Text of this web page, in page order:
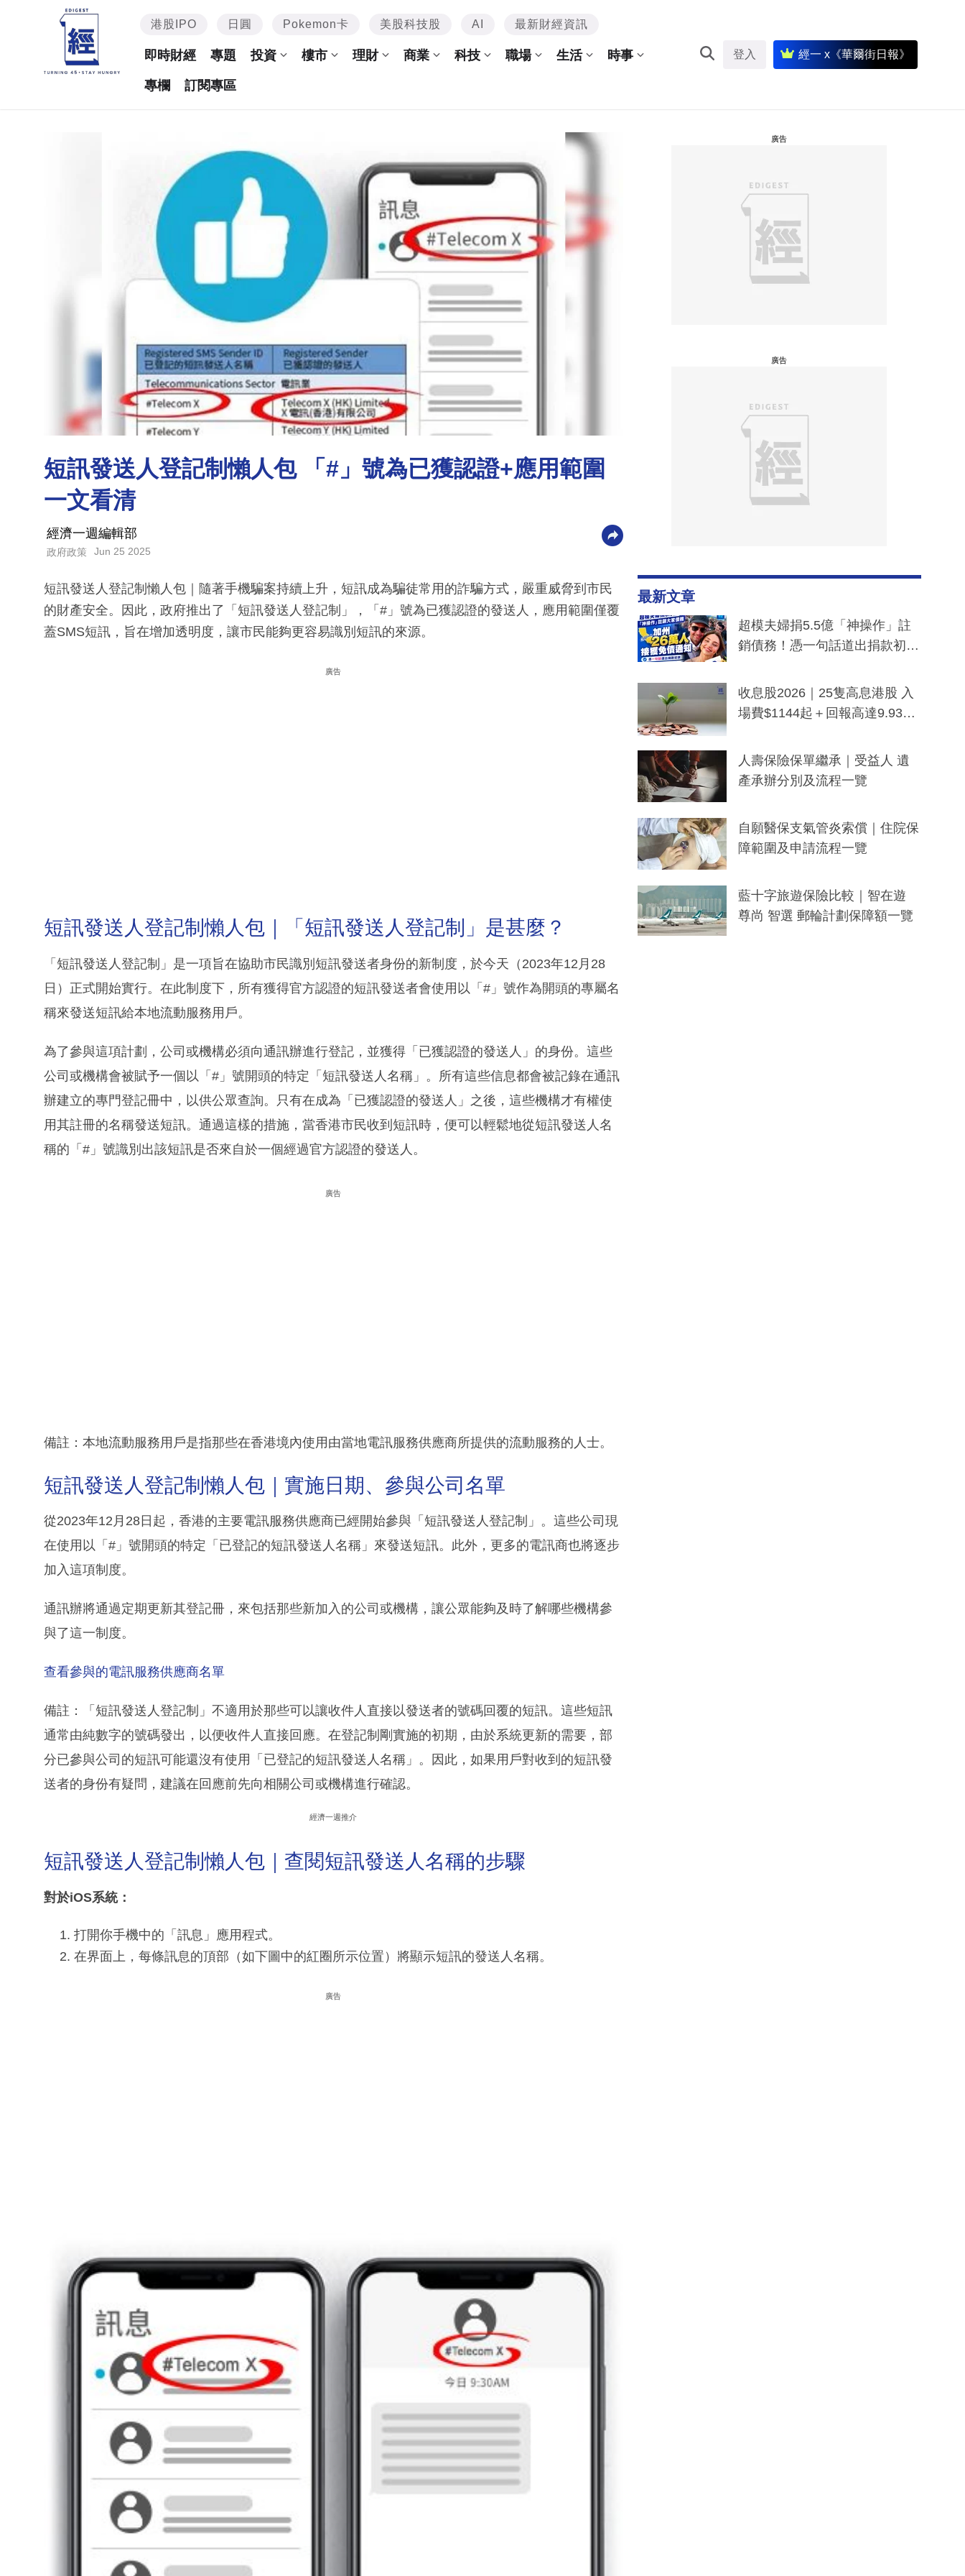
港股IPO 日圓 Pokemon卡 美股科技股 AI 最新財經資訊
即時財經 專題 投資 樓市 理財 商業 科技 職場 生活 時事
專欄 訂閱專區
登入 經一 x《華爾街日報》
短訊發送人登記制懶人包 「#」號為已獲認證+應用範圍
一文看清
經濟一週編輯部
政府政策 Jun 25 2025
短訊發送人登記制懶人包｜隨著手機騙案持續上升，短訊成為騙徒常用的詐騙方式，嚴重威脅到市民
的財產安全。因此，政府推出了「短訊發送人登記制」，「#」號為已獲認證的發送人，應用範圍僅覆
蓋SMS短訊，旨在增加透明度，讓市民能夠更容易識別短訊的來源。
廣告
短訊發送人登記制懶人包｜「短訊發送人登記制」是甚麼？
「短訊發送人登記制」是一項旨在協助市民識別短訊發送者身份的新制度，於今天（2023年12月28
日）正式開始實行。在此制度下，所有獲得官方認證的短訊發送者會使用以「#」號作為開頭的專屬名
稱來發送短訊給本地流動服務用戶。
為了參與這項計劃，公司或機構必須向通訊辦進行登記，並獲得「已獲認證的發送人」的身份。這些
公司或機構會被賦予一個以「#」號開頭的特定「短訊發送人名稱」。所有這些信息都會被記錄在通訊
辦建立的專門登記冊中，以供公眾查詢。只有在成為「已獲認證的發送人」之後，這些機構才有權使
用其註冊的名稱發送短訊。通過這樣的措施，當香港市民收到短訊時，便可以輕鬆地從短訊發送人名
稱的「#」號識別出該短訊是否來自於一個經過官方認證的發送人。
廣告
備註：本地流動服務用戶是指那些在香港境內使用由當地電訊服務供應商所提供的流動服務的人士。
短訊發送人登記制懶人包｜實施日期、參與公司名單
從2023年12月28日起，香港的主要電訊服務供應商已經開始參與「短訊發送人登記制」。這些公司現
在使用以「#」號開頭的特定「已登記的短訊發送人名稱」來發送短訊。此外，更多的電訊商也將逐步
加入這項制度。
通訊辦將通過定期更新其登記冊，來包括那些新加入的公司或機構，讓公眾能夠及時了解哪些機構參
與了這一制度。
查看參與的電訊服務供應商名單
備註：「短訊發送人登記制」不適用於那些可以讓收件人直接以發送者的號碼回覆的短訊。這些短訊
通常由純數字的號碼發出，以便收件人直接回應。在登記制剛實施的初期，由於系統更新的需要，部
分已參與公司的短訊可能還沒有使用「已登記的短訊發送人名稱」。因此，如果用戶對收到的短訊發
送者的身份有疑問，建議在回應前先向相關公司或機構進行確認。
經濟一週推介
短訊發送人登記制懶人包｜查閱短訊發送人名稱的步驟
對於iOS系統：
打開你手機中的「訊息」應用程式。
在界面上，每條訊息的頂部（如下圖中的紅圈所示位置）將顯示短訊的發送人名稱。
廣告
廣告
廣告
最新文章
超模夫婦捐5.5億「神操作」註
銷債務！憑一句話道出捐款初
一度被誤當詐騙手段
收息股2026｜25隻高息港股 入
場費$1144起＋回報高達9.93
人壽保險保單繼承｜受益人 遺
產承辦分別及流程一覽
自願醫保支氣管炎索償｜住院保
障範圍及申請流程一覽
藍十字旅遊保險比較｜智在遊
尊尚 智選 郵輪計劃保障額一覽